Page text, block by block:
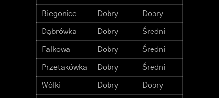
Biegonice Dobry Dobry
Dąbrówka Dobry Średni
Falkowa Dobry Średni
Przetakówka Dobry Średni
Wólki Dobry Dobry